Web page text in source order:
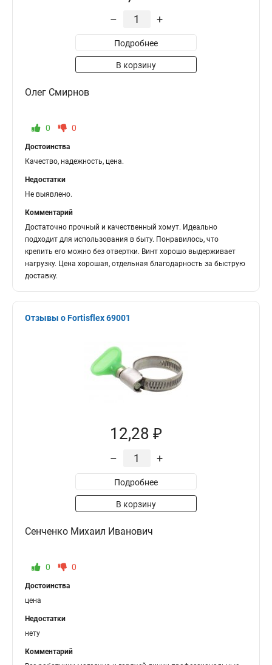
– +
Подробнее
В корзину
Олег Смирнов
0 0
Достоинства
Качество, надежность, цена.
Недостатки
Не выявлено.
Комментарий
Достаточно прочный и качественный хомут. Идеально
подходит для использования в быту. Понравилось, что
крепить его можно без отвертки. Винт хорошо выдерживает
нагрузку. Цена хорошая, отдельная благодарность за быструю
доставку.
Отзывы о Fortisflex 69001
12,28 ₽
– +
Подробнее
В корзину
Сенченко Михаил Иванович
0 0
Достоинства
цена
Недостатки
нету
Комментарий